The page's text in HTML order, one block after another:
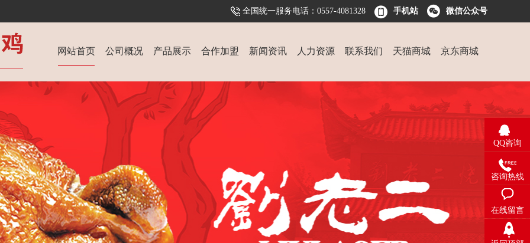
全国统一服务电话：0557-4081328 手机站 微信公众号
网站首页 公司概况 产品展示 合作加盟 新闻资讯 人力资源 联系我们 天猫商城 京东商城
QQ咨询
咨询电话
在线留言
QQ咨询
咨询热线
在线留言